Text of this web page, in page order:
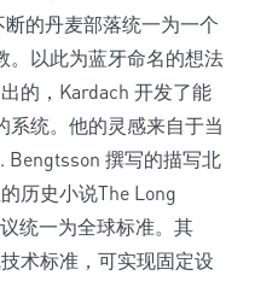
的丹麦部落统一为一个
。以此为蓝牙命名的想法
的，Kardach 开发了能
系统。他的灵感来自于当
Bengtsson 撰写的描写北
历史小说The Long
统一为全球标准。其
术标准，可实现固定设